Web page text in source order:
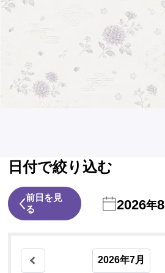
日付で絞り込む
前日を見
る
2026年8
2026年7月